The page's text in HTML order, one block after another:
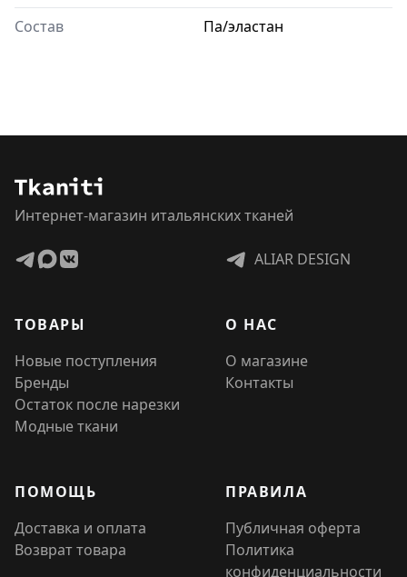
Состав Па/эластан
Интернет-магазин итальянских тканей
ALIAR DESIGN
ТОВАРЫ
Новые поступления
Бренды
Остаток после нарезки
Модные ткани
О НАС
О магазине
Контакты
ПОМОЩЬ
Доставка и оплата
Возврат товара
ПРАВИЛА
Публичная оферта
Политика
конфиденциальности